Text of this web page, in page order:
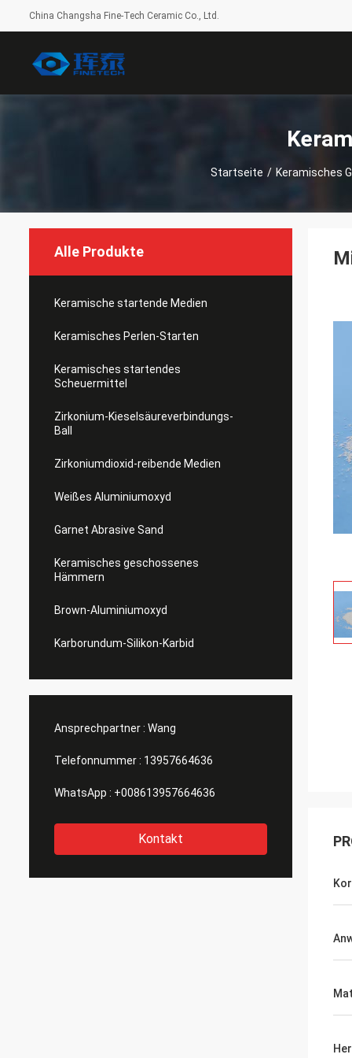
China Changsha Fine-Tech Ceramic Co., Ltd.
Startseite / Keramisches
Alle Produkte
Keramische startende Medien
Keramisches Perlen-Starten
Keramisches startendes
Scheuermittel
Zirkonium-Kieselsäureverbindungs-
Ball
Zirkoniumdioxid-reibende Medien
Weißes Aluminiumoxyd
Garnet Abrasive Sand
Keramisches geschossenes
Hämmern
Brown-Aluminiumoxyd
Karborundum-Silikon-Karbid
Ansprechpartner : Wang
Telefonnummer : 13957664636
WhatsApp : +008613957664636
Kontakt